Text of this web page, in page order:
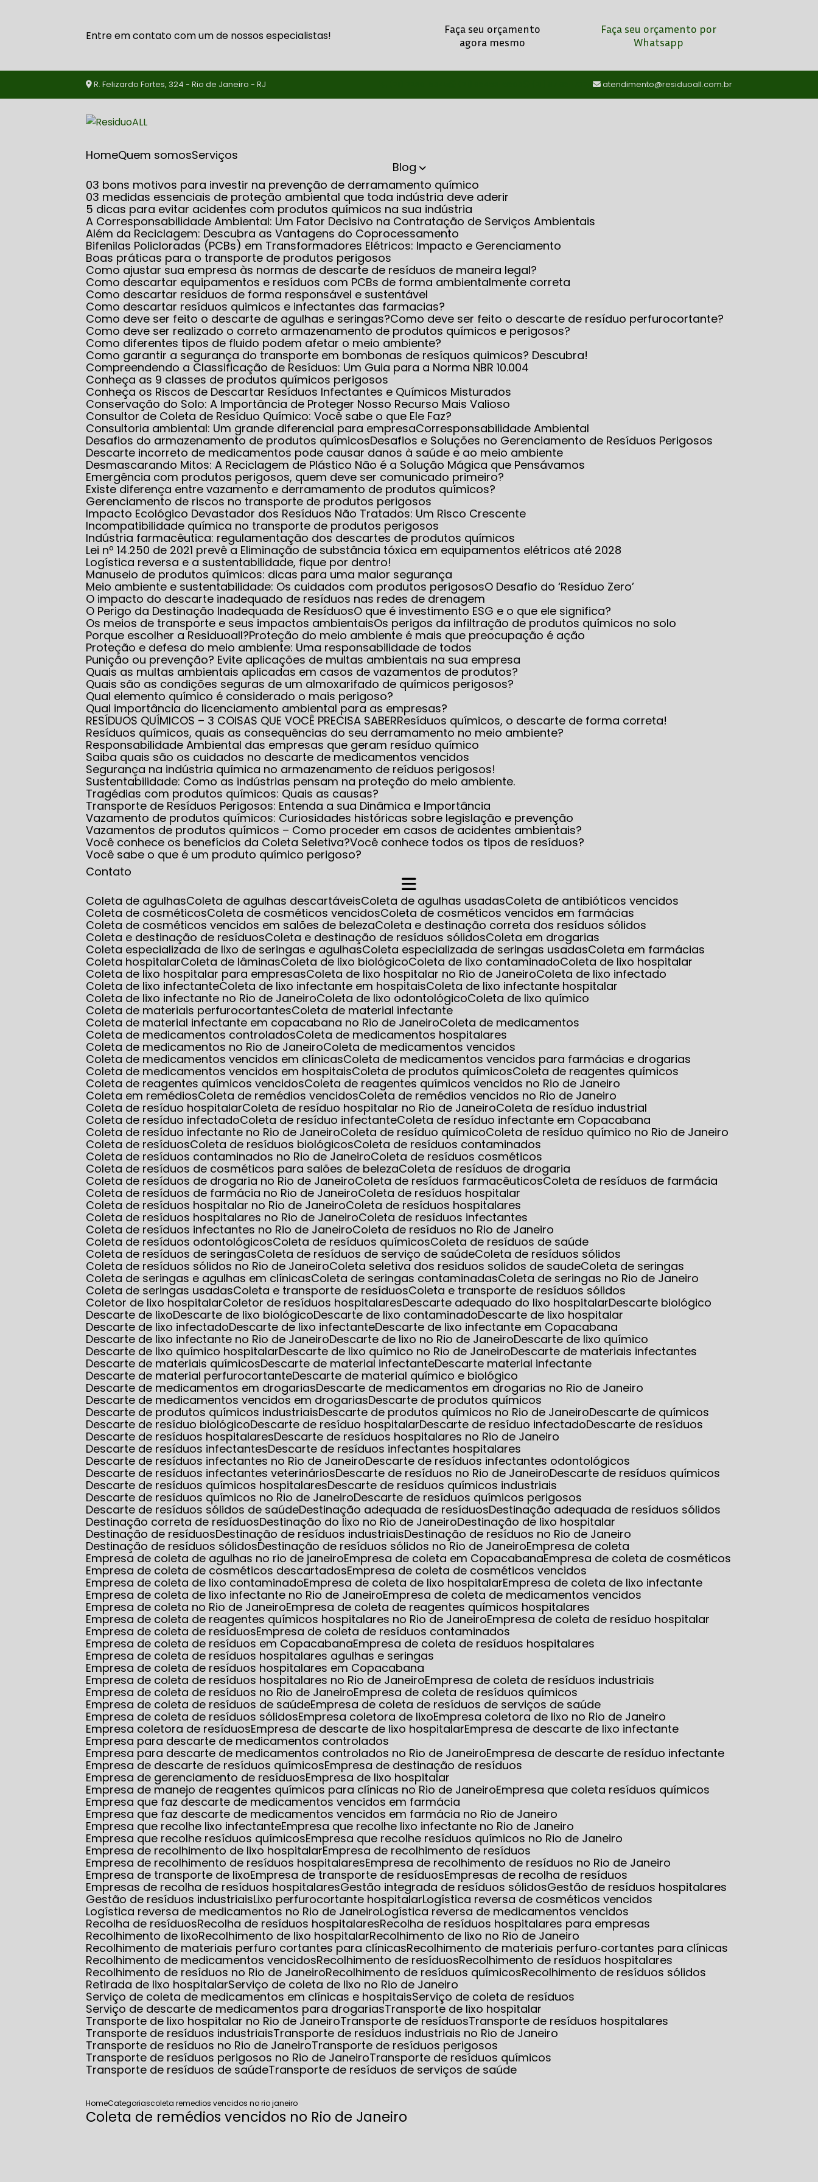
Entre em contato com um de nossos especialistas!
Faça seu orçamento
agora mesmo
Faça seu orçamento por
Whatsapp
R. Felizardo Fortes, 324 - Rio de Janeiro - RJ atendimento@residuoall.com.br
Home Quem somos serviços
Blog
03 bons motivos para investir na prevenção de derramamento químico
03 medidas essenciais de proteção ambiental que toda indústria deve aderir
5 dicas para evitar acidentes com produtos químicos na sua indústria
A Corresponsabilidade Ambiental: Um Fator Decisivo na Contratação de Serviços Ambientais
Além da Reciclagem: Descubra as Vantagens do Coprocessamento
Bifenilas Policloradas (PCBs) em Transformadores Elétricos: Impacto e Gerenciamento
Boas práticas para o transporte de produtos perigosos
Como ajustar sua empresa às normas de descarte de resíduos de maneira legal?
Como descartar equipamentos e resíduos com PCBs de forma ambientalmente correta
Como descartar resíduos de forma responsável e sustentável
Como descartar resíduos quimicos e infectantes das farmacias?
Como deve ser feito o descarte de agulhas e seringas?
Como deve ser feito o descarte de resíduo perfurocortante?
Como deve ser realizado o correto armazenamento de produtos químicos e perigosos?
Como diferentes tipos de fluido podem afetar o meio ambiente?
Como garantir a segurança do transporte em bombonas de resíquos quimicos? Descubra!
Compreendendo a Classificação de Resíduos: Um Guia para a Norma NBR 10.004
Conheça as 9 classes de produtos químicos perigosos
Conheça os Riscos de Descartar Resíduos Infectantes e Químicos Misturados
Conservação do Solo: A Importância de Proteger Nosso Recurso Mais Valioso
Consultor de Coleta de Resíduo Químico: Você sabe o que Ele Faz?
Consultoria ambiental: Um grande diferencial para empresa
Corresponsabilidade Ambiental
Desafios do armazenamento de produtos químicos Desafios e Soluções no Gerenciamento de Resíduos Perigosos
Descarte incorreto de medicamentos pode causar danos à saúde e ao meio ambiente
Desmascarando Mitos: A Reciclagem de Plástico Não é a Solução Mágica que Pensávamos
Emergência com produtos perigosos, quem deve ser comunicado primeiro?
Existe diferença entre vazamento e derramamento de produtos químicos?
Gerenciamento de riscos no transporte de produtos perigosos
Impacto Ecológico Devastador dos Resíduos Não Tratados: Um Risco Crescente
Incompatibilidade química no transporte de produtos perigosos
Indústria farmacêutica: regulamentação dos descartes de produtos químicos
Lei nº 14.250 de 2021 prevê a Eliminação de substância tóxica em equipamentos elétricos até 2028
Logística reversa e a sustentabilidade, fique por dentro!
Manuseio de produtos químicos: dicas para uma maior segurança
Meio ambiente e sustentabilidade: Os cuidados com produtos perigosos
O Desafio do ‘Resíduo Zero’
O impacto do descarte inadequado de resíduos nas redes de drenagem
O Perigo da Destinação Inadequada de Resíduos
O que é investimento ESG e o que ele significa?
Os meios de transporte e seus impactos ambientais
Os perigos da infiltração de produtos químicos no solo
Porque escolher a Residuoall? Proteção do meio ambiente é mais que preocupação é ação
Proteção e defesa do meio ambiente: Uma responsabilidade de todos
Punição ou prevenção? Evite aplicações de multas ambientais na sua empresa
Quais as multas ambientais aplicadas em casos de vazamentos de produtos?
Quais são as condições seguras de um almoxarifado de químicos perigosos?
Qual elemento químico é considerado o mais perigoso?
Qual importância do licenciamento ambiental para as empresas?
RESÍDUOS QUÍMICOS – 3 COISAS QUE VOCÊ PRECISA SABER Resíduos químicos, o descarte de forma correta!
Resíduos químicos, quais as consequências do seu derramamento no meio ambiente?
Responsabilidade Ambiental das empresas que geram resíduo químico
Saiba quais são os cuidados no descarte de medicamentos vencidos
Segurança na indústria química no armazenamento de reíduos perigosos!
Sustentabilidade: Como as indústrias pensam na proteção do meio ambiente.
Tragédias com produtos químicos: Quais as causas?
Transporte de Resíduos Perigosos: Entenda a sua Dinâmica e Importância
Vazamento de produtos químicos: Curiosidades históricas sobre legislação e prevenção
Vazamentos de produtos químicos – Como proceder em casos de acidentes ambientais?
Você conhece os benefícios da Coleta Seletiva? Você conhece todos os tipos de resíduos?
Você sabe o que é um produto químico perigoso?
Contato
Coleta de agulhas
Coleta de agulhas descartáveis Coleta de agulhas usadas
Coleta de antibióticos vencidos
Coleta de cosméticos
Coleta de cosméticos vencidos
Coleta de cosméticos vencidos em farmácias
Coleta de cosméticos vencidos em salões de beleza
Coleta e destinação correta dos resíduos sólidos
Coleta e destinação de resíduos
Coleta e destinação de resíduos sólidos
Coleta em drogarias
Coleta especializada de lixo de seringas e agulhas
Coleta especializada de seringas usadas
Coleta em farmácias
Coleta hospitalar
Coleta de lâminas Coleta de lixo biológico Coleta de lixo contaminado
Coleta de lixo hospitalar
Coleta de lixo hospitalar para empresas
Coleta de lixo hospitalar no Rio de Janeiro
Coleta de lixo infectado
Coleta de lixo infectante Coleta de lixo infectante em hospitais
Coleta de lixo infectante hospitalar
Coleta de lixo infectante no Rio de Janeiro
Coleta de lixo odontológico
Coleta de lixo químico
Coleta de materiais perfurocortantes
Coleta de material infectante
Coleta de material infectante em copacabana no Rio de Janeiro
Coleta de medicamentos
Coleta de medicamentos controlados
Coleta de medicamentos hospitalares
Coleta de medicamentos no Rio de Janeiro
Coleta de medicamentos vencidos
Coleta de medicamentos vencidos em clínicas
Coleta de medicamentos vencidos para farmácias e drogarias
Coleta de medicamentos vencidos em hospitais
Coleta de produtos químicos
Coleta de reagentes químicos
Coleta de reagentes químicos vencidos
Coleta de reagentes químicos vencidos no Rio de Janeiro
Coleta em remédios
Coleta de remédios vencidos
Coleta de remédios vencidos no Rio de Janeiro
Coleta de resíduo hospitalar
Coleta de resíduo hospitalar no Rio de Janeiro
Coleta de resíduo industrial
Coleta de resíduo infectado
Coleta de resíduo infectante Coleta de resíduo infectante em Copacabana
Coleta de resíduo infectante no Rio de Janeiro
Coleta de resíduo químico
Coleta de resíduo químico no Rio de Janeiro
Coleta de resíduos
Coleta de resíduos biológicos
Coleta de resíduos contaminados
Coleta de resíduos contaminados no Rio de Janeiro
Coleta de resíduos cosméticos
Coleta de resíduos de cosméticos para salões de beleza
Coleta de resíduos de drogaria
Coleta de resíduos de drogaria no Rio de Janeiro
Coleta de resíduos farmacêuticos
Coleta de resíduos de farmácia
Coleta de resíduos de farmácia no Rio de Janeiro
Coleta de resíduos hospitalar
Coleta de resíduos hospitalar no Rio de Janeiro
Coleta de resíduos hospitalares
Coleta de resíduos hospitalares no Rio de Janeiro
Coleta de resíduos infectantes
Coleta de resíduos infectantes no Rio de Janeiro
Coleta de resíduos no Rio de Janeiro
Coleta de resíduos odontológicos
Coleta de resíduos químicos
Coleta de resíduos de saúde
Coleta de resíduos de seringas
Coleta de resíduos de serviço de saúde Coleta de resíduos sólidos
Coleta de resíduos sólidos no Rio de Janeiro
Coleta seletiva dos residuos solidos de saude Coleta de seringas
Coleta de seringas e agulhas em clínicas
Coleta de seringas contaminadas
Coleta de seringas no Rio de Janeiro
Coleta de seringas usadas
Coleta e transporte de resíduos
Coleta e transporte de resíduos sólidos
Coletor de lixo hospitalar
Coletor de resíduos hospitalares Descarte adequado do lixo hospitalar Descarte biológico
Descarte de lixo Descarte de lixo biológico Descarte de lixo contaminado Descarte de lixo hospitalar
Descarte de lixo infectado Descarte de lixo infectante Descarte de lixo infectante em Copacabana
Descarte de lixo infectante no Rio de Janeiro Descarte de lixo no Rio de Janeiro Descarte de lixo químico
Descarte de lixo químico hospitalar Descarte de lixo químico no Rio de Janeiro Descarte de materiais infectantes
Descarte de materiais químicos Descarte de material infectante Descarte material infectante
Descarte de material perfurocortante Descarte de material químico e biológico
Descarte de medicamentos em drogarias Descarte de medicamentos em drogarias no Rio de Janeiro
Descarte de medicamentos vencidos em drogarias Descarte de produtos químicos
Descarte de produtos químicos industriais Descarte de produtos químicos no Rio de Janeiro Descarte de químicos
Descarte de resíduo biológico Descarte de resíduo hospitalar Descarte de resíduo infectado Descarte de resíduos
Descarte de resíduos hospitalares Descarte de resíduos hospitalares no Rio de Janeiro
Descarte de resíduos infectantes Descarte de resíduos infectantes hospitalares
Descarte de resíduos infectantes no Rio de Janeiro Descarte de resíduos infectantes odontológicos
Descarte de resíduos infectantes veterinários Descarte de resíduos no Rio de Janeiro Descarte de resíduos químicos
Descarte de resíduos químicos hospitalares Descarte de resíduos químicos industriais
Descarte de resíduos químicos no Rio de Janeiro Descarte de resíduos químicos perigosos
Descarte de resíduos sólidos de saúde Destinação adequada de resíduos Destinação adequada de resíduos sólidos
Destinação correta de resíduos Destinação do lixo no Rio de Janeiro Destinação de lixo hospitalar
Destinação de resíduos Destinação de resíduos industriais Destinação de resíduos no Rio de Janeiro
Destinação de resíduos sólidos Destinação de resíduos sólidos no Rio de Janeiro Empresa de coleta
Empresa de coleta de agulhas no rio de janeiro Empresa de coleta em Copacabana Empresa de coleta de cosméticos
Empresa de coleta de cosméticos descartados Empresa de coleta de cosméticos vencidos
Empresa de coleta de lixo contaminado Empresa de coleta de lixo hospitalar Empresa de coleta de lixo infectante
Empresa de coleta de lixo infectante no Rio de Janeiro Empresa de coleta de medicamentos vencidos
Empresa de coleta no Rio de Janeiro Empresa de coleta de reagentes químicos hospitalares
Empresa de coleta de reagentes químicos hospitalares no Rio de Janeiro Empresa de coleta de resíduo hospitalar
Empresa de coleta de resíduos Empresa de coleta de resíduos contaminados
Empresa de coleta de resíduos em Copacabana Empresa de coleta de resíduos hospitalares
Empresa de coleta de resíduos hospitalares agulhas e seringas
Empresa de coleta de resíduos hospitalares em Copacabana
Empresa de coleta de resíduos hospitalares no Rio de Janeiro Empresa de coleta de resíduos industriais
Empresa de coleta de resíduos no Rio de Janeiro Empresa de coleta de resíduos químicos
Empresa de coleta de resíduos de saúde Empresa de coleta de resíduos de serviços de saúde
Empresa de coleta de resíduos sólidos Empresa coletora de lixo Empresa coletora de lixo no Rio de Janeiro
Empresa coletora de resíduos Empresa de descarte de lixo hospitalar Empresa de descarte de lixo infectante
Empresa para descarte de medicamentos controlados
Empresa para descarte de medicamentos controlados no Rio de Janeiro Empresa de descarte de resíduo infectante
Empresa de descarte de resíduos químicos Empresa de destinação de resíduos
Empresa de gerenciamento de resíduos Empresa de lixo hospitalar
Empresa de manejo de reagentes químicos para clínicas no Rio de Janeiro Empresa que coleta resíduos químicos
Empresa que faz descarte de medicamentos vencidos em farmácia
Empresa que faz descarte de medicamentos vencidos em farmácia no Rio de Janeiro
Empresa que recolhe lixo infectante Empresa que recolhe lixo infectante no Rio de Janeiro
Empresa que recolhe resíduos químicos Empresa que recolhe resíduos químicos no Rio de Janeiro
Empresa de recolhimento de lixo hospitalar Empresa de recolhimento de resíduos
Empresa de recolhimento de resíduos hospitalares Empresa de recolhimento de resíduos no Rio de Janeiro
Empresa de transporte de lixo Empresa de transporte de resíduos Empresas de recolha de resíduos
Empresas de recolha de resíduos hospitalares
Gestão integrada de resíduos sólidos
Gestão de resíduos hospitalares
Gestão de resíduos industriais Lixo perfurocortante hospitalar Logística reversa de cosméticos vencidos
Logística reversa de medicamentos no Rio de Janeiro Logística reversa de medicamentos vencidos
Recolha de resíduos Recolha de resíduos hospitalares Recolha de resíduos hospitalares para empresas
Recolhimento de lixo Recolhimento de lixo hospitalar Recolhimento de lixo no Rio de Janeiro
Recolhimento de materiais perfuro cortantes para clínicas Recolhimento de materiais perfuro‑cortantes para clínicas
Recolhimento de medicamentos vencidos Recolhimento de resíduos Recolhimento de resíduos hospitalares
Recolhimento de resíduos no Rio de Janeiro Recolhimento de resíduos químicos Recolhimento de resíduos sólidos
Retirada de lixo hospitalar Serviço de coleta de lixo no Rio de Janeiro
Serviço de coleta de medicamentos em clínicas e hospitais Serviço de coleta de resíduos
Serviço de descarte de medicamentos para drogarias Transporte de lixo hospitalar
Transporte de lixo hospitalar no Rio de Janeiro Transporte de resíduos Transporte de resíduos hospitalares
Transporte de resíduos industriais Transporte de resíduos industriais no Rio de Janeiro
Transporte de resíduos no Rio de Janeiro Transporte de resíduos perigosos
Transporte de resíduos perigosos no Rio de Janeiro Transporte de resíduos químicos
Transporte de resíduos de saúde Transporte de resíduos de serviços de saúde
HomeCategoriascoleta remedios vencidos no rio janeiro
Coleta de remédios vencidos no Rio de Janeiro